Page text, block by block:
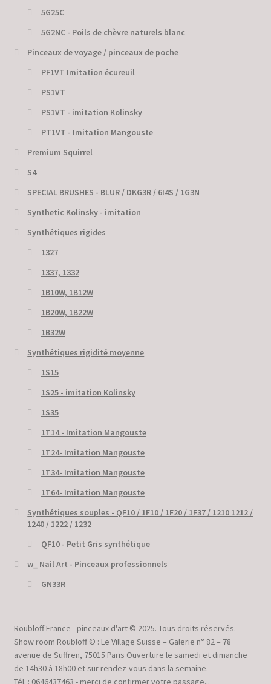
5G25C
5G2NC - Poils de chèvre naturels blanc
Pinceaux de voyage / pinceaux de poche
PF1VT Imitation écureuil
PS1VT
PS1VT - imitation Kolinsky
PT1VT - Imitation Mangouste
Premium Squirrel
S4
SPECIAL BRUSHES - BLUR / DKG3R / 6I4S / 1G3N
Synthetic Kolinsky - imitation
Synthétiques rigides
1327
1337, 1332
1B10W, 1B12W
1B20W, 1B22W
1B32W
Synthétiques rigidité moyenne
1S15
1S25 - imitation Kolinsky
1S35
1T14 - Imitation Mangouste
1T24- Imitation Mangouste
1T34- Imitation Mangouste
1T64- Imitation Mangouste
Synthétiques souples - QF10 / 1F10 / 1F20 / 1F37 / 1210 1212 /
1240 / 1222 / 1232
QF10 - Petit Gris synthétique
w_ Nail Art - Pinceaux professionnels
GN33R
Roubloff France - pinceaux d'art © 2025. Tous droits réservés.
Show room Roubloff © : Le Village Suisse – Galerie n° 82 – 78
avenue de Suffren, 75015 Paris Ouverture le samedi et dimanche
de 14h30 à 18h00 et sur rendez-vous dans la semaine.
Tél. : 0646437463 - merci de confirmer votre passage...